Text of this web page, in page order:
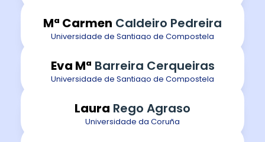
Mª Carmen Caldeiro Pedreira
Universidade de Santiago de Compostela
Eva Mª Barreira Cerqueiras
Universidade de Santiago de Compostela
Laura Rego Agraso
Universidade da Coruña